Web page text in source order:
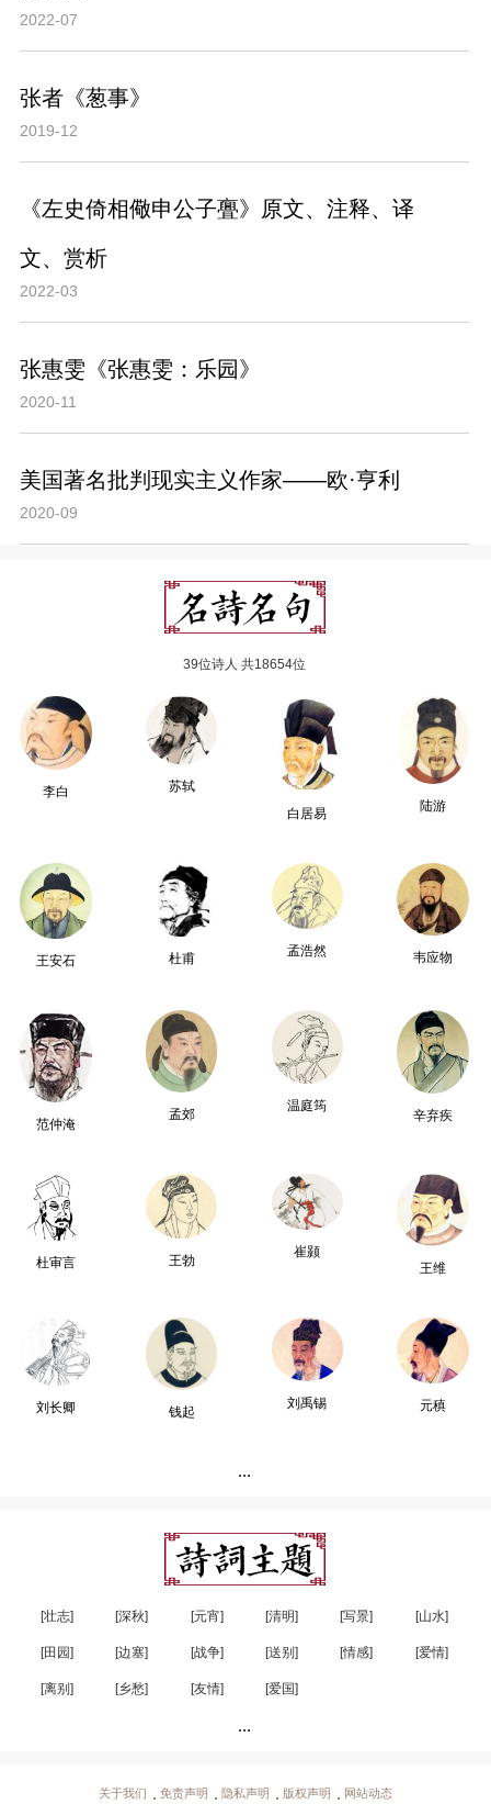
2022-07
张者《葱事》
2019-12
《左史倚相儆申公子亹》原文、注释、译
文、赏析
2022-03
张惠雯《张惠雯：乐园》
2020-11
美国著名批判现实主义作家——欧·亨利
2020-09
39位诗人 共18654位
李白
苏轼
白居易
陆游
王安石 杜甫
孟浩然 韦应物
范仲淹
孟郊
温庭筠
辛弃疾
杜审言 王勃
崔颢
王维
刘长卿 钱起
刘禹锡 元稹
...
[壮志] [深秋] [元宵] [清明] [写景] [山水]
[田园] [边塞] [战争] [送别] [情感] [爱情]
[离别] [乡愁] [友情] [爱国]
...
关于我们 免责声明 隐私声明 版权声明 网站动态